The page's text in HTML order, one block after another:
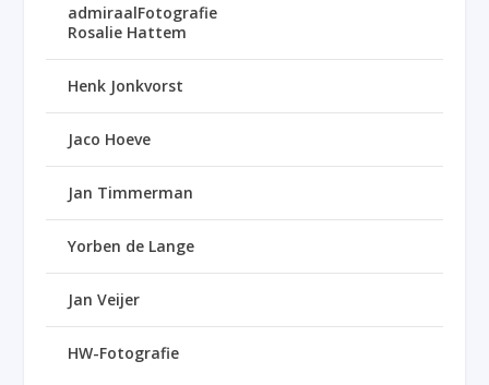
admiraalFotografie
Rosalie Hattem
Henk Jonkvorst
Jaco Hoeve
Jan Timmerman
Yorben de Lange
Jan Veijer
HW-Fotografie